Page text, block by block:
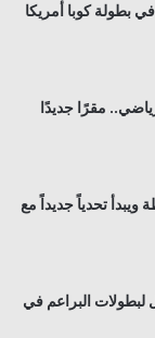
كوبا أمريكا
مقرًا جديدًا
تحدياً جديداً مع
لبطولات البراعم في